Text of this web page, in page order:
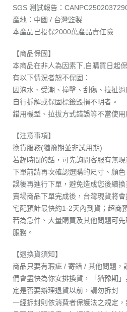
SGS 測試報告：
產地：中國 / 台灣監製
本產品已投保2000萬產品責任險
【商品保固】
本商品在非人為因素下,自購買日起
有以下情況者恕不保固：
因泡水、受潮、撞擊、刮傷、拉扯過
自行拆解或保固標籤毀損不明者。
錯用機型、拉拔方式錯誤等不當使用
【注意事項】
換貨服務(猶豫期並非試用期)
若趕時間的話，可先詢問客服有無現
下單前請再次確認選購的尺寸、顏
誤後再進行下單，避免造成您後續換
賣場商品下單完成後，台灣現貨將會
宅配預計最快約1-2天內到貨；超商
若為急件、大量購買及其他問題可
服務。
【退換貨須知】
商品只要有瑕疵 / 寄錯 / 其他問題，
們會盡快為你安排換貨，「猶豫期
定是否要辦理退貨以前，請勿拆封
一經拆封則依消費者保護法之規定